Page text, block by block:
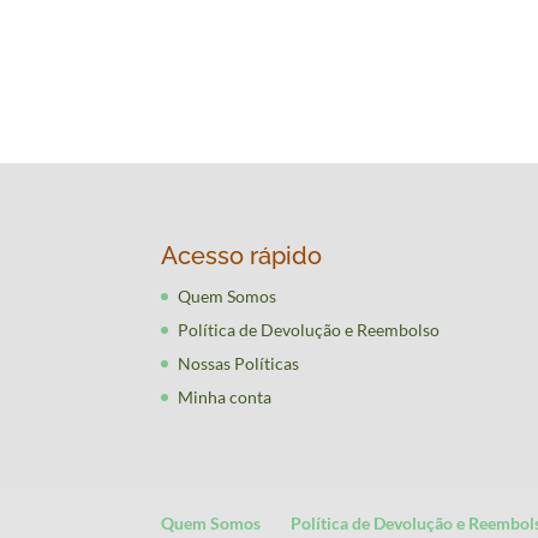
Acesso rápido
Quem Somos
Política de Devolução e Reembolso
Nossas Políticas
Minha conta
Quem Somos Política de Devolução e